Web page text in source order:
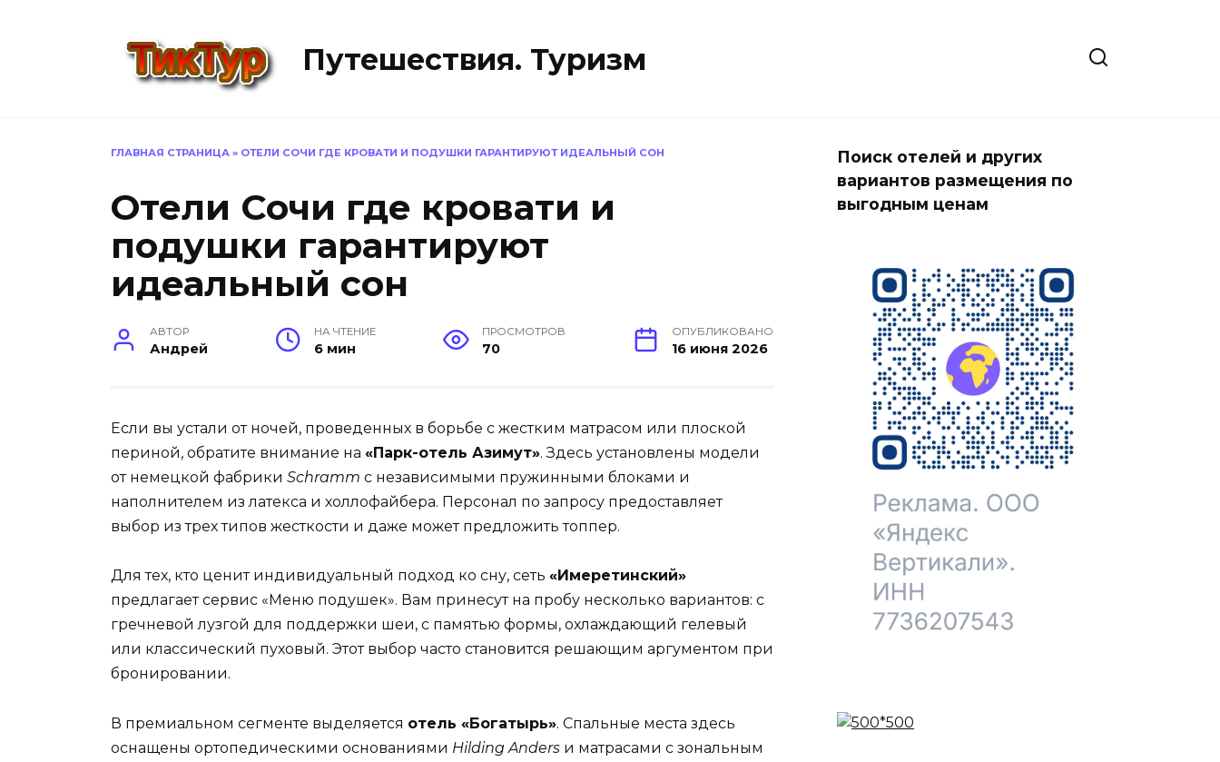
Путешествия. Туризм
ГЛАВНАЯ СТРАНИЦА » ОТЕЛИ СОЧИ ГДЕ КРОВАТИ И ПОДУШКИ ГАРАНТИРУЮТ ИДЕАЛЬНЫЙ СОН
Отели Сочи где кровати и
подушки гарантируют
идеальный сон
АВТОР
Андрей
НА ЧТЕНИЕ
6 мин
ПРОСМОТРОВ
70
ОПУБЛИКОВАНО
16 июня 2026
Если вы устали от ночей, проведенных в борьбе с жестким матрасом или плоской
периной, обратите внимание на «Парк-отель Азимут». Здесь установлены модели
от немецкой фабрики Schramm с независимыми пружинными блоками и
наполнителем из латекса и холлофайбера. Персонал по запросу предоставляет
выбор из трех типов жесткости и даже может предложить топпер.
Для тех, кто ценит индивидуальный подход ко сну, сеть «Имеретинский»
предлагает сервис «Меню подушек». Вам принесут на пробу несколько вариантов: с
гречневой лузгой для поддержки шеи, с памятью формы, охлаждающий гелевый
или классический пуховый. Этот выбор часто становится решающим аргументом при
бронировании.
В премиальном сегменте выделяется отель «Богатырь». Спальные места здесь
оснащены ортопедическими основаниями Hilding Anders и матрасами с зональным
Поиск отелей и других
вариантов размещения по
выгодным ценам